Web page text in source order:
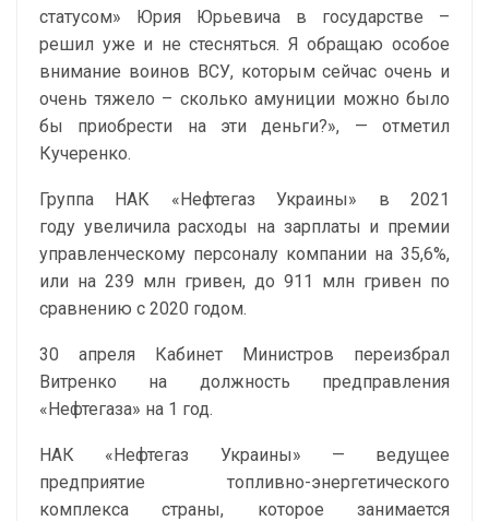
статусом» Юрия Юрьевича в государстве –
решил уже и не стесняться. Я обращаю особое
внимание воинов ВСУ, которым сейчас очень и
очень тяжело – сколько амуниции можно было
бы приобрести на эти деньги?», — отметил
Кучеренко.
Группа НАК «Нефтегаз Украины» в 2021
году увеличила расходы на зарплаты и премии
управленческому персоналу компании на 35,6%,
или на 239 млн гривен, до 911 млн гривен по
сравнению с 2020 годом.
30 апреля Кабинет Министров переизбрал
Витренко на должность предправления
«Нефтегаза» на 1 год.
НАК «Нефтегаз Украины» — ведущее
предприятие топливно-энергетического
комплекса страны, которое занимается